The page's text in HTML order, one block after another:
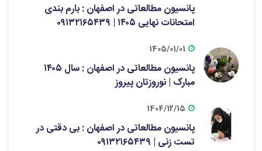
پانسیون مطالعاتی در اصفهان : بارم بندی
امتحانات نهایی ۱۴۰۵ | ۰۹۱۳۲۱۶۵۴۳۹
1405/01/01
پانسیون مطالعاتی در اصفهان : سال ۱۴۰۵
مبارک | نوروزتان پیروز
1404/12/15
پانسیون مطالعاتی در اصفهان : بی دقتی در
تست زنی | ۰۹۱۳۲۱۶۵۴۳۹